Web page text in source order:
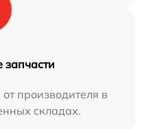
производителя в
складах.